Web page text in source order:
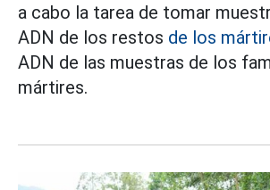
a cabo la tarea de tomar
ADN de los restos de los
ADN de las muestras de los
mártires.